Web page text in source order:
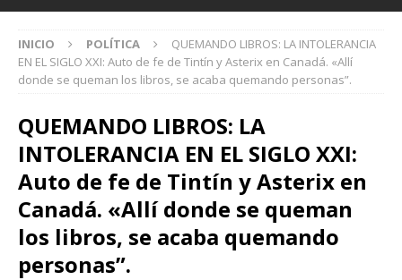
INICIO POLÍTICA
QUEMANDO LIBROS: LA INTOLERANCIA
EN EL SIGLO XXI: Auto de fe de Tintín y Asterix en Canadá. «Allí
donde se queman los libros, se acaba quemando personas”.
QUEMANDO LIBROS: LA
INTOLERANCIA EN EL SIGLO XXI:
Auto de fe de Tintín y Asterix en
Canadá. «Allí donde se queman
los libros, se acaba quemando
personas”.